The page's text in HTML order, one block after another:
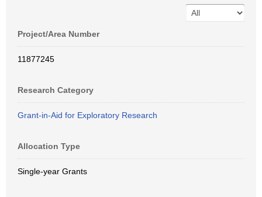
Project/Area Number
11877245
Research Category
Grant-in-Aid for Exploratory Research
Allocation Type
Single-year Grants